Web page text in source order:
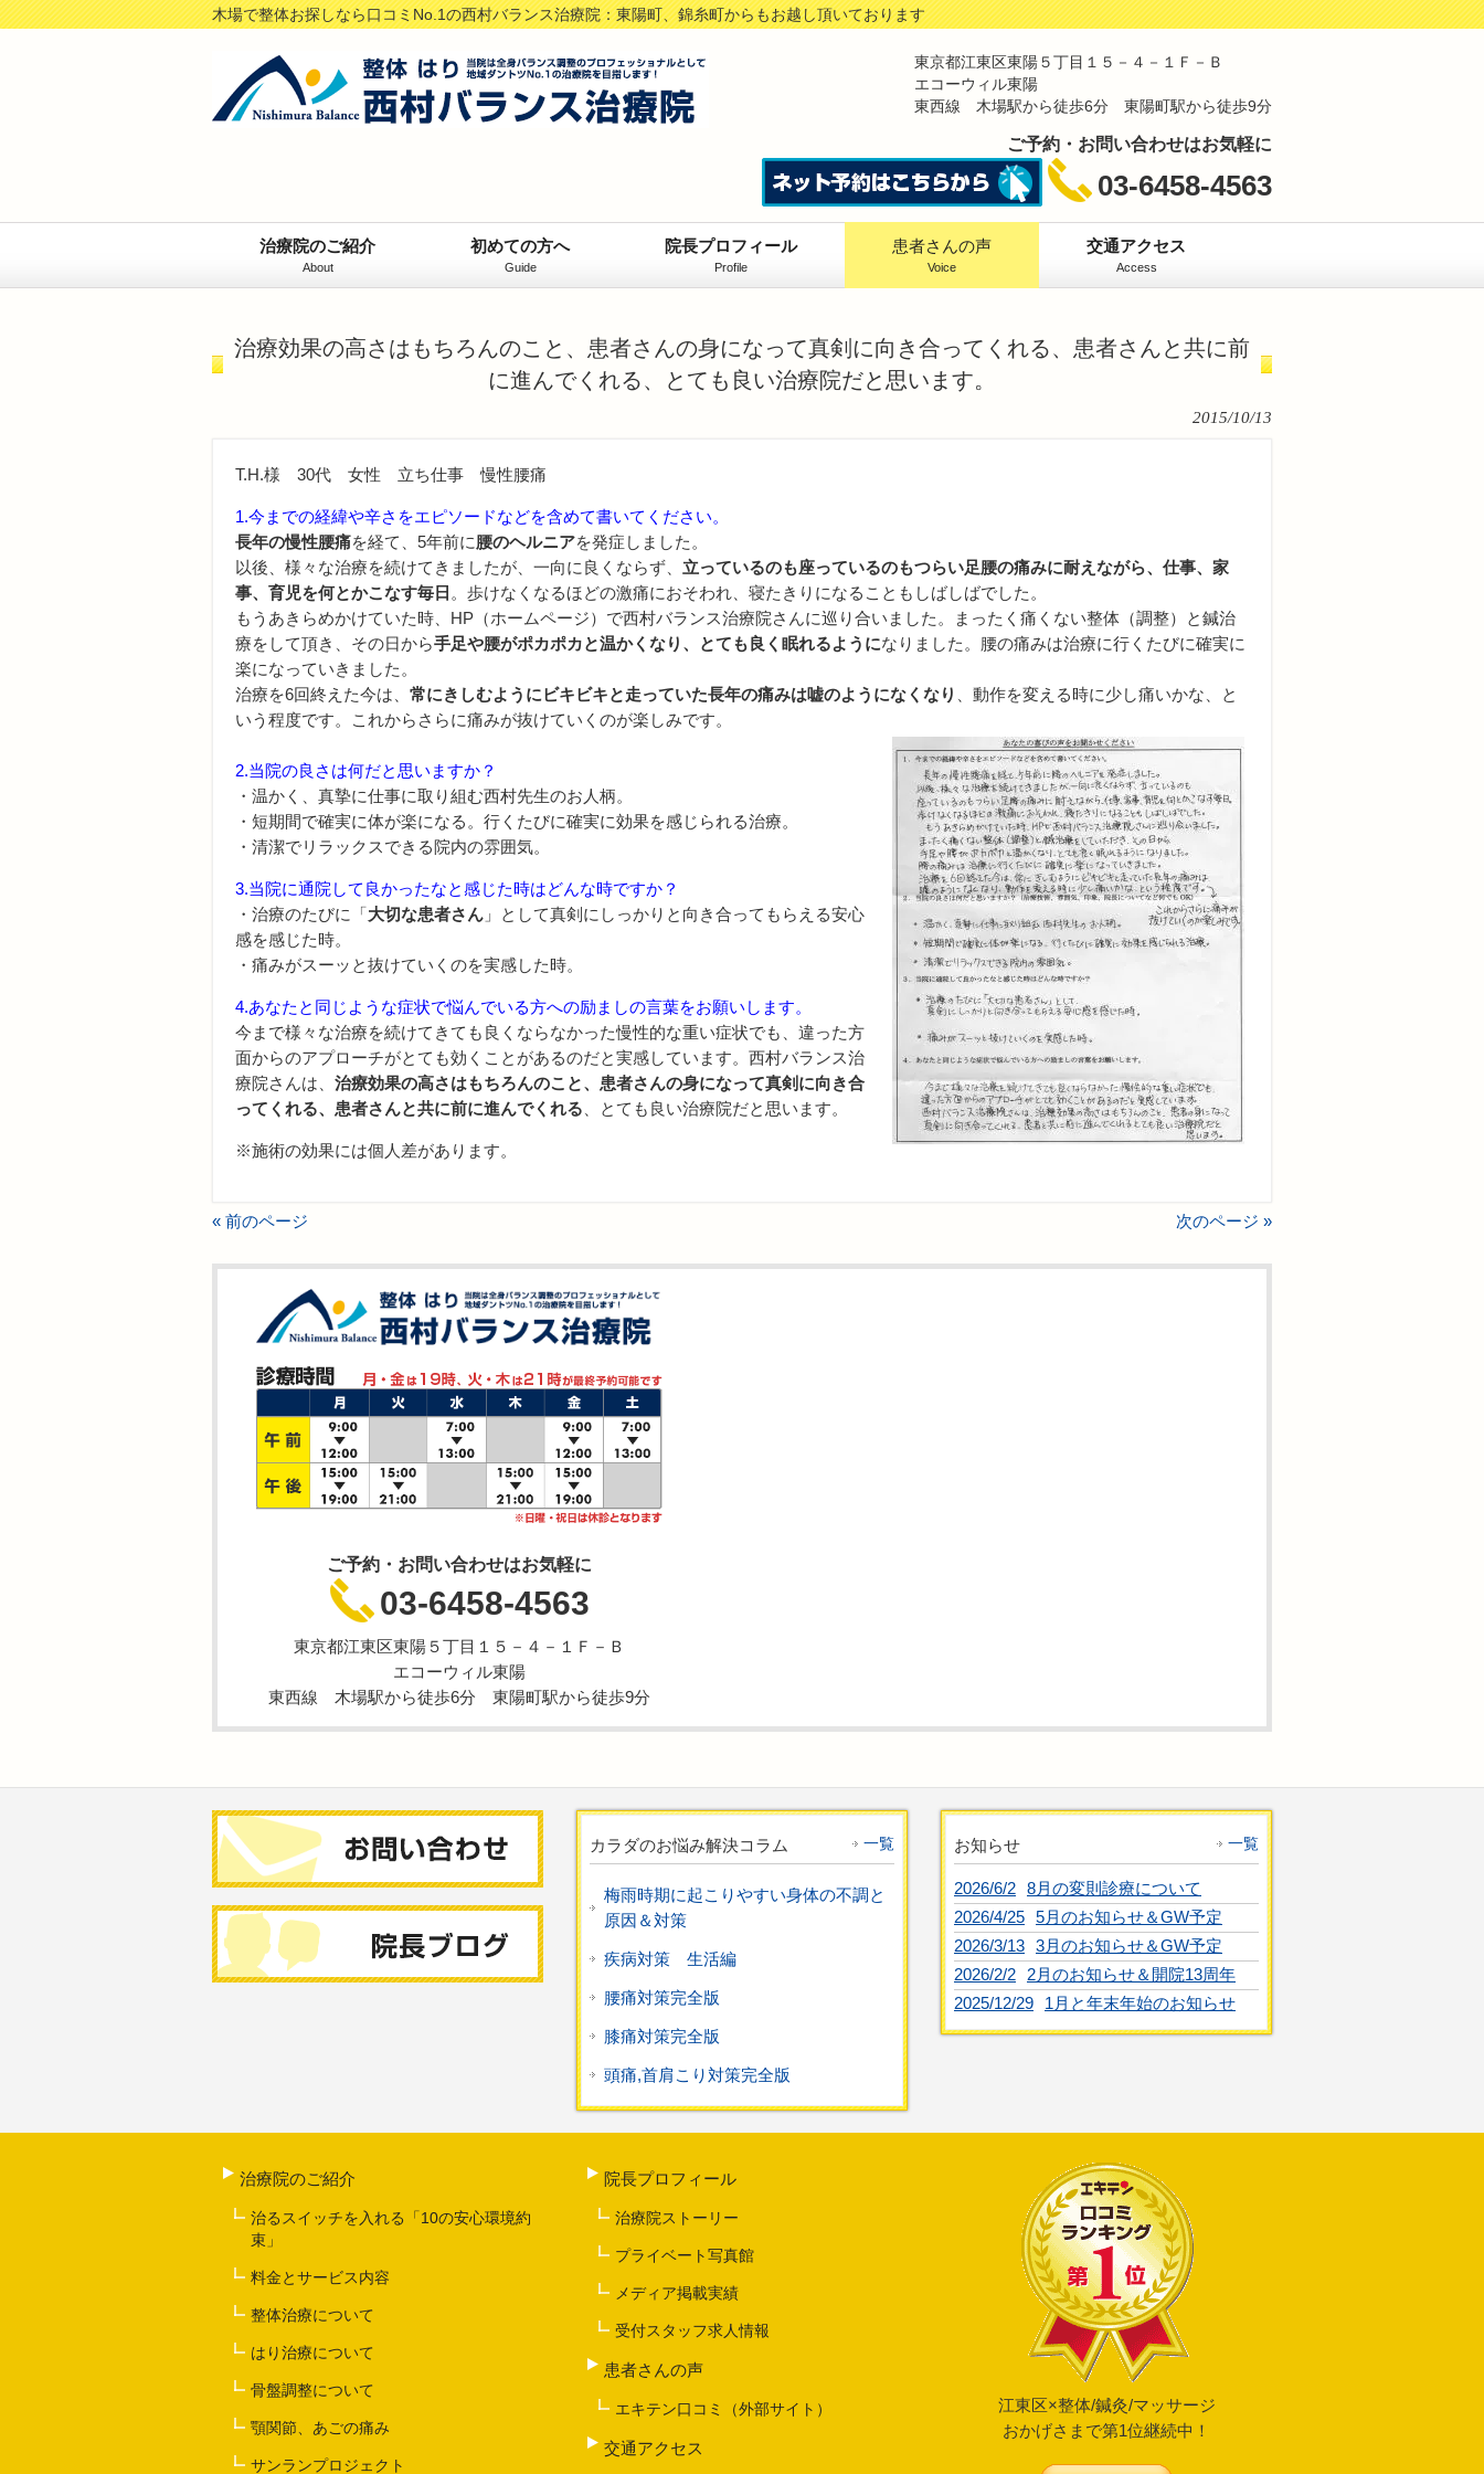
木場で整体お探しなら口コミNo.1の西村バランス治療院：東陽町、錦糸町からもお越し頂いております
東京都江東区東陽５丁目１５－４－１Ｆ－Ｂ
エコーウィル東陽
東西線 木場駅から徒歩6分 東陽町駅から徒歩9分
ご予約・お問い合わせはお気軽に
03-6458-4563
治療院のご紹介
About
初めての方へ
Guide
院長プロフィール
Profile
患者さんの声
Voice
交通アクセス
Access
治療効果の高さはもちろんのこと、患者さんの身になって真剣に向き合ってくれる、患者さんと共に前
に進んでくれる、とても良い治療院だと思います。
2015/10/13
T.H.様 30代 女性 立ち仕事 慢性腰痛
1.今までの経緯や辛さをエピソードなどを含めて書いてください。
長年の慢性腰痛を経て、5年前に腰のヘルニアを発症しました。
以後、様々な治療を続けてきましたが、一向に良くならず、 立っているのも座っているのもつらい足腰の痛みに耐えながら、仕事、家
事、育児を何とかこなす毎日 。歩けなくなるほどの激痛におそわれ、寝たきりになることもしばしばでした。
もうあきらめかけていた時、HP（ホームページ）で西村バランス治療院さんに巡り合いました。まったく痛くない整体（調整）と鍼治
療をして頂き、その日から手足や腰がポカポカと温かくなり、とても良く眠れるようになりました。腰の痛みは治療に行くたびに確実に
楽になっていきました。
治療を6回終えた今は、 常にきしむようにビキビキと走っていた長年の痛みは嘘のようになくなり
、動作を変える時に少し痛いかな、と
いう程度です。これからさらに痛みが抜けていくのが楽しみです。
2.当院の良さは何だと思いますか？
・温かく、真摯に仕事に取り組む西村先生のお人柄。
・短期間で確実に体が楽になる。行くたびに確実に効果を感じられる治療。
・清潔でリラックスできる院内の雰囲気。
3.当院に通院して良かったなと感じた時はどんな時ですか？
・治療のたびに「大切な患者さん 」として真剣にしっかりと向き合ってもらえる安心
感を感じた時。
・痛みがスーッと抜けていくのを実感した時。
4.あなたと同じような症状で悩んでいる方への励ましの言葉をお願いします。
今まで様々な治療を続けてきても良くならなかった慢性的な重い症状でも、違った方
面からのアプローチがとても効くことがあるのだと実感しています。西村バランス治
療院さんは、 治療効果の高さはもちろんのこと、患者さんの身になって真剣に向き合
ってくれる、患者さんと共に前に進んでくれる 、とても良い治療院だと思います。
※施術の効果には個人差があります。
« 前のページ 次のページ »
ご予約・お問い合わせはお気軽に
03-6458-4563
東京都江東区東陽５丁目１５－４－１Ｆ－Ｂ
エコーウィル東陽
東西線 木場駅から徒歩6分 東陽町駅から徒歩9分
カラダのお悩み解決コラム 一覧
梅雨時期に起こりやすい身体の不調と
原因＆対策
疾病対策 生活編
腰痛対策完全版
膝痛対策完全版
頭痛,首肩こり対策完全版
お知らせ 一覧
2026/6/2 8月の変則診療について
2026/4/25 5月のお知らせ＆GW予定
2026/3/13 3月のお知らせ＆GW予定
2026/2/2
2月のお知らせ＆開院13周年
2025/12/29
1月と年末年始のお知らせ
治療院のご紹介
治るスイッチを入れる「10の安心環境約
束」
料金とサービス内容
整体治療について
はり治療について
骨盤調整について
顎関節、あごの痛み
サンランプロジェクト
院長プロフィール
治療院ストーリー
プライベート写真館
メディア掲載実績
受付スタッフ求人情報
患者さんの声
エキテン口コミ（外部サイト）
交通アクセス
江東区×整体/鍼灸/マッサージ
おかげさまで第1位継続中！